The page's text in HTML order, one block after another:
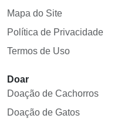
Mapa do Site
Política de Privacidade
Termos de Uso
Doar
Doação de Cachorros
Doação de Gatos